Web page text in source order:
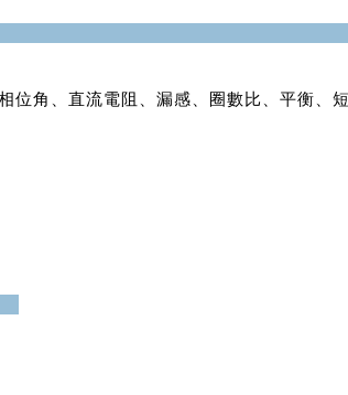
位角、直流電阻、漏感、圈數比、平衡、